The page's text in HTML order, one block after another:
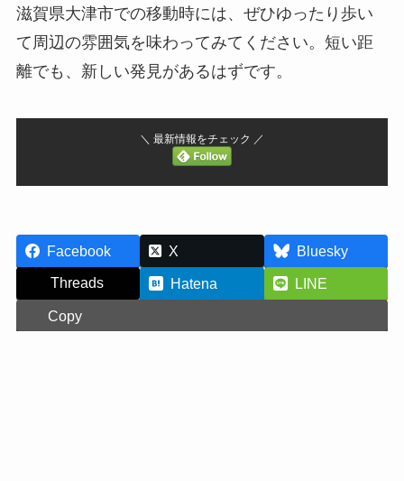
滋賀県大津市での移動時には、ぜひゆったり歩い
て周辺の雰囲気を味わってみてください。短い距
離でも、新しい発見があるはずです。
＼ 最新情報をチェック ／
Facebook X
Bluesky
Threads
Hatena
LINE
Copy